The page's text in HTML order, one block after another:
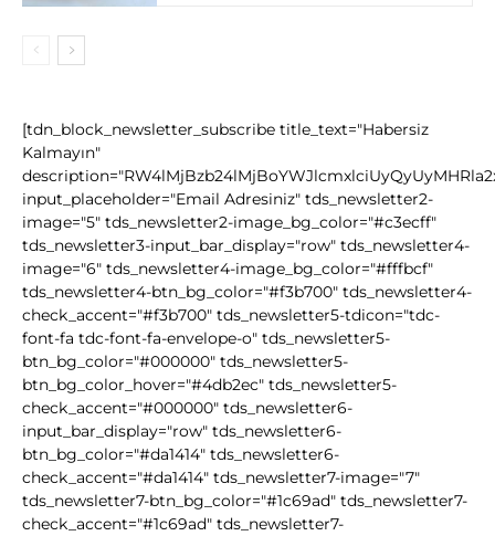
[tdn_block_newsletter_subscribe title_text="Habersiz
Kalmayın"
input_placeholder="Email Adresiniz" tds_newsletter2-
image="5" tds_newsletter2-image_bg_color="#c3ecff"
tds_newsletter3-input_bar_display="row" tds_newsletter4-
image="6" tds_newsletter4-image_bg_color="#fffbcf"
tds_newsletter4-btn_bg_color="#f3b700" tds_newsletter4-
check_accent="#f3b700" tds_newsletter5-tdicon="tdc-
font-fa tdc-font-fa-envelope-o" tds_newsletter5-
btn_bg_color="#000000" tds_newsletter5-
btn_bg_color_hover="#4db2ec" tds_newsletter5-
check_accent="#000000" tds_newsletter6-
input_bar_display="row" tds_newsletter6-
btn_bg_color="#da1414" tds_newsletter6-
check_accent="#da1414" tds_newsletter7-image="7"
tds_newsletter7-btn_bg_color="#1c69ad" tds_newsletter7-
check_accent="#1c69ad" tds_newsletter7-